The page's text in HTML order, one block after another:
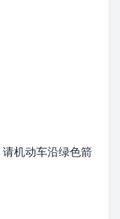
机动车沿绿色箭